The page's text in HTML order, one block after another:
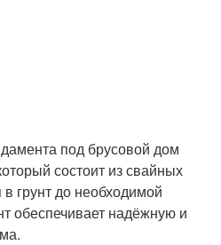
под брусовой дом
состоит из свайных
грунт до необходимой
обеспечивает надёжную и